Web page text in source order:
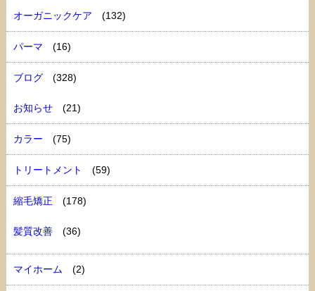
オーガニックケア (132)
パーマ (16)
ブログ (328)
お知らせ (21)
カラー (75)
トリートメント (59)
縮毛矯正 (178)
髪質改善 (36)
マイホーム (2)